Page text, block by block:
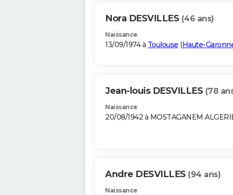
Nora DESVILLES (46 ans)
Naissance
13/09/1974 à Toulouse (Haute-
Jean-louis DESVILLES (78
Naissance
20/08/1942 à MOSTAGANEM
Andre DESVILLES (94 ans)
Naissance